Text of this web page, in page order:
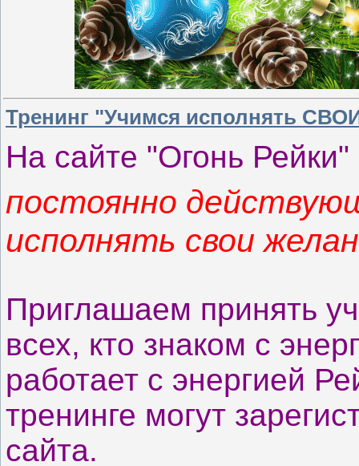
Тренинг "Учимся исполнять
На сайте "Огонь
постоянно
исполнять свои
Приглашаем принять
всех, кто знаком с
работает с энергией
тренинге могут
сайта.